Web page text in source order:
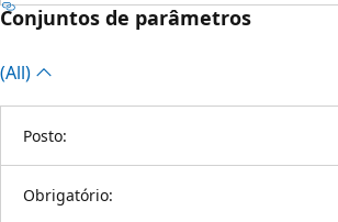
Conjuntos de parâmetros
(All)
Posto:
Obrigatório: